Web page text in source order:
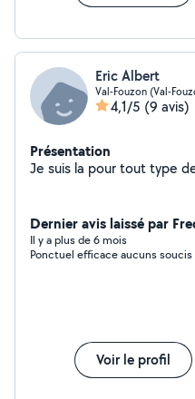
Eric Albert
Val-Fouzon (Val-
4,1/5 (9 avis)
Présentation
Je suis la pour tout type
Dernier avis laissé par
Il y a plus de 6 mois
Ponctuel efficace aucuns soucis
Voir le profil